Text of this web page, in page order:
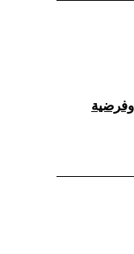
وفرضية